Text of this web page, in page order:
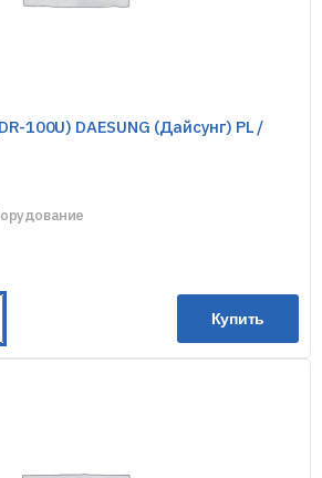
100U) DAESUNG (Дайсунг) PL /
Купить